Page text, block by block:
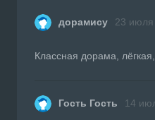
дорамису 23 июля
Классная дорама,
Гость Гость 14